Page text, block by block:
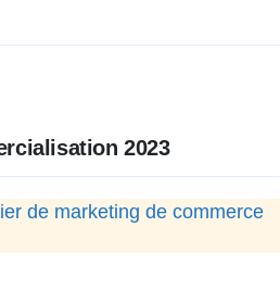
2023
de marketing de commerce